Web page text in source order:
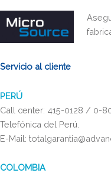
Servicio al cliente
PERÚ
Call center: 415-0128 / 0-
Telefónica del Perú.
E-Mail:
COLOMBIA